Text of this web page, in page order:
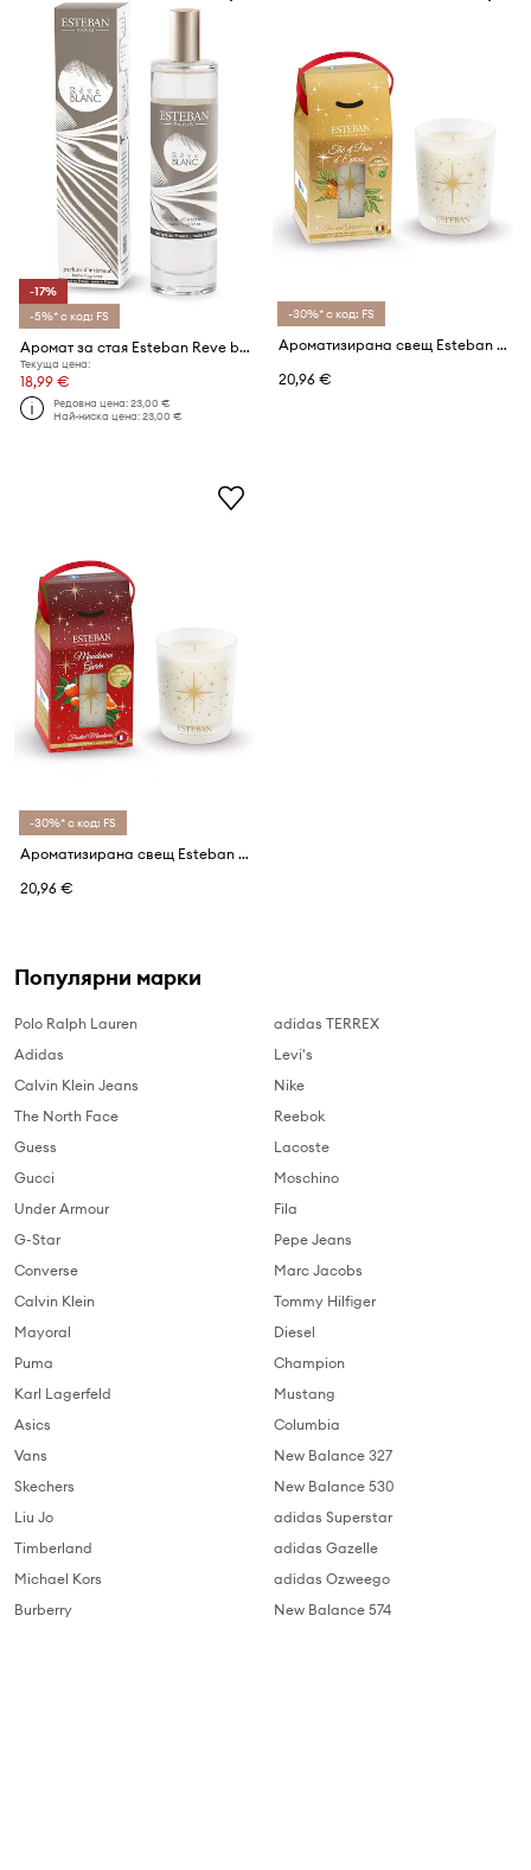
-17%
-5%* с код: FS
Аромат за стая Esteban Reve blanc 75 ml
Текуща цена:
18,99 €
Редовна цена:23,00 €
Най-ниска цена:23,00 €
-30%* с код: FS
Ароматизирана свещ Esteban Tea and Gingerbread 180 g
20,96 €
-30%* с код: FS
Ароматизирана свещ Esteban Frosted Mandarin 180 g
20,96 €
Популярни марки
Polo Ralph Lauren
Adidas
Calvin Klein Jeans
The North Face
Guess
Gucci
Under Armour
G-Star
Converse
Calvin Klein
Mayoral
Puma
Karl Lagerfeld
Asics
Vans
Skechers
Liu Jo
Timberland
Michael Kors
Burberry
adidas TERREX
Levi's
Nike
Reebok
Lacoste
Moschino
Fila
Pepe Jeans
Marc Jacobs
Tommy Hilfiger
Diesel
Champion
Mustang
Columbia
New Balance 327
New Balance 530
adidas Superstar
adidas Gazelle
adidas Ozweego
New Balance 574